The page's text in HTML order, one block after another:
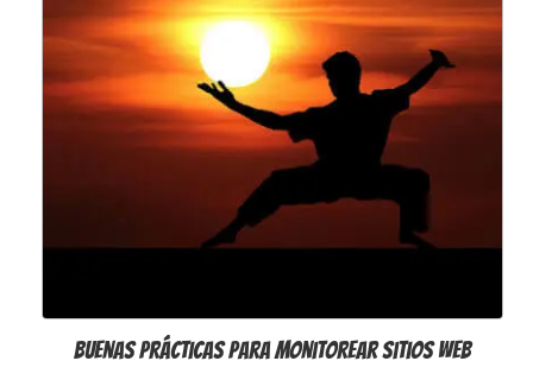
Buenas Prácticas para Monitorear Sitios Web